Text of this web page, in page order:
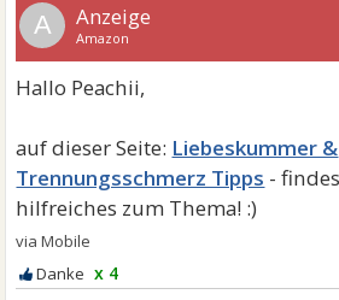
A
Liebeskummer &
Trennungsschmerz Tipps
x 4